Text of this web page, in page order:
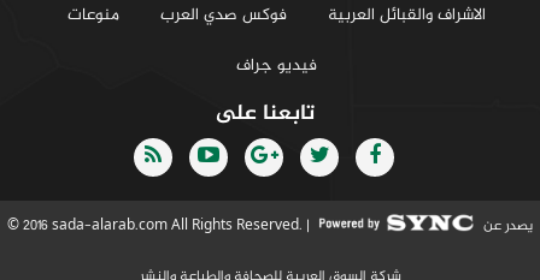
الاشراف والقبائل العربية
فوكس صدي العرب
منوعات
فيديو جراف
تابعنا على
© 2016 sada-alarab.com All Rights Reserved. | يصدر عن